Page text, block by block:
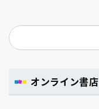
オンライン書店